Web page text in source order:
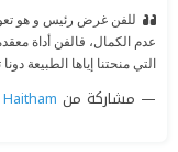
للفن غرض رئيس و هو
عدم الكمال، فالفن أداة
التي منحتنا إياها الطبيعة
مشاركة من